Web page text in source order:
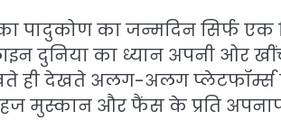
पादुकोण का जन्मदिन सिर्फ
दुनिया का ध्यान अपनी ओर
ही देखते अलग-अलग प्लेटफॉर्म्स
मुस्कान और फैंस के प्रति